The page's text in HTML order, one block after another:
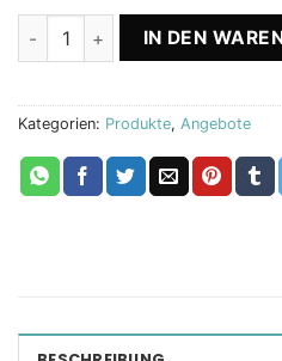
Energy Plus + Q10 + Selenium
IN DEN
Kategorien: Produkte, Angebote